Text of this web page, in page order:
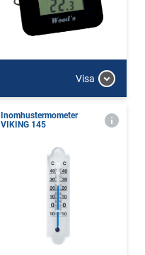
Visa
Inomhustermometer
VIKING 145